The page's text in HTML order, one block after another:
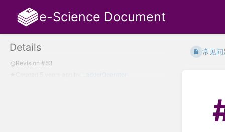
e-Science Document
Details
Revision #53
LadderOperator
常见